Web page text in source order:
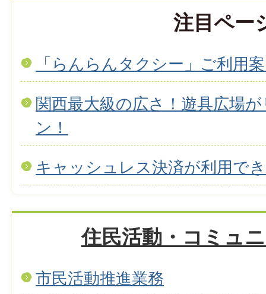
注目ペー
「らんらんタクシー」ご利用
関西最大級の広さ！遊具広場
ン！
キャッシュレス決済が利用で
住民活動・コミュ
市民活動推進業務